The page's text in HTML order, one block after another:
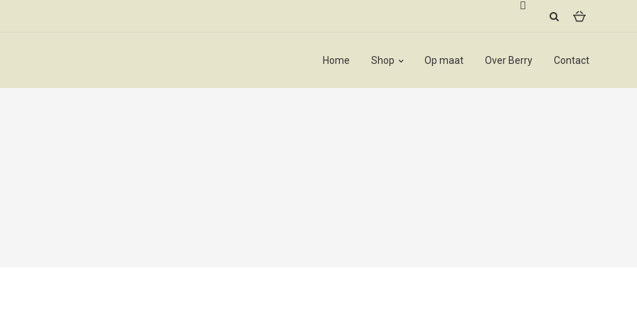
Home Shop Op maat Over Berry Contact